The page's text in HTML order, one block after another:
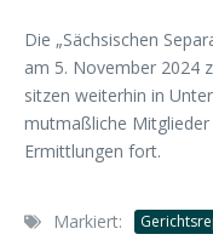
Die „Sächsischen
am 5. November 2024
sitzen weiterhin in
mutmaßliche
Ermittlungen fort.
Markiert: